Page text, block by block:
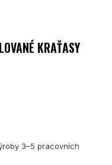
KRAŤASY
3–5 pracovních